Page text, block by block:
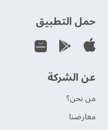
حمل التطبيق
عن الشركة
من نحن؟
‫معارضنا‬